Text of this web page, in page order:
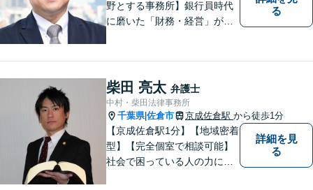
野とする事務所】銀行員時代
に磨いた「財務・経営」が強
すいパートナーを目指してい
ます。【元裁判官の弁護士も
在籍】企業法務を中心に、個
人案件にも対応
る
柴田 亮太 弁護士
中村・柴田法律事務所
千葉県|佐倉市 京成佐倉駅 から徒歩1分
【京成佐倉駅1分】【地域密着
型】【完全個室で相談可能】
社会で困っている人の力にな
詳細を見
る